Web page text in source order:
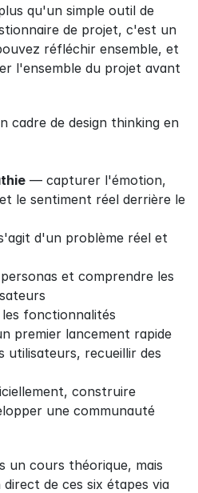
qu'un simple outil de
de projet, c'est un
réfléchir ensemble, et
l'ensemble du projet avant
cadre de design thinking en
— capturer l'émotion,
le sentiment réel derrière le
d'un problème réel et
et comprendre les
fonctionnalités
premier lancement rapide
recueillir des
construire
une communauté
un cours théorique, mais
de ces six étapes via